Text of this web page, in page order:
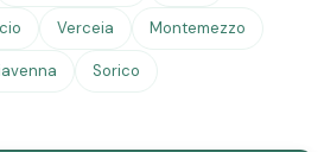
Verceia Montemezzo
Sorico